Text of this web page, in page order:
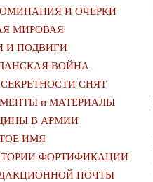
И ОЧЕРКИ
МИРОВАЯ
И ПОДВИГИ
ВОЙНА
СНЯТ
и МАТЕРИАЛЫ
В АРМИИ
ИМЯ
ФОРТИФИКАЦИИ
ПОЧТЫ